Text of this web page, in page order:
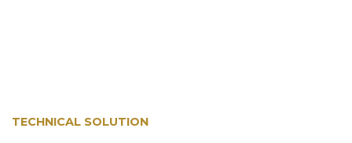
TECHNICAL SOLUTION